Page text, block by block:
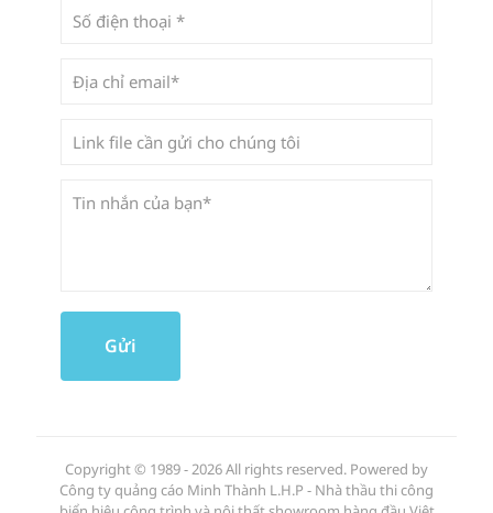
Copyright © 1989 - 2026 All rights reserved. Powered by
Công ty quảng cáo Minh Thành L.H.P - Nhà thầu thi công